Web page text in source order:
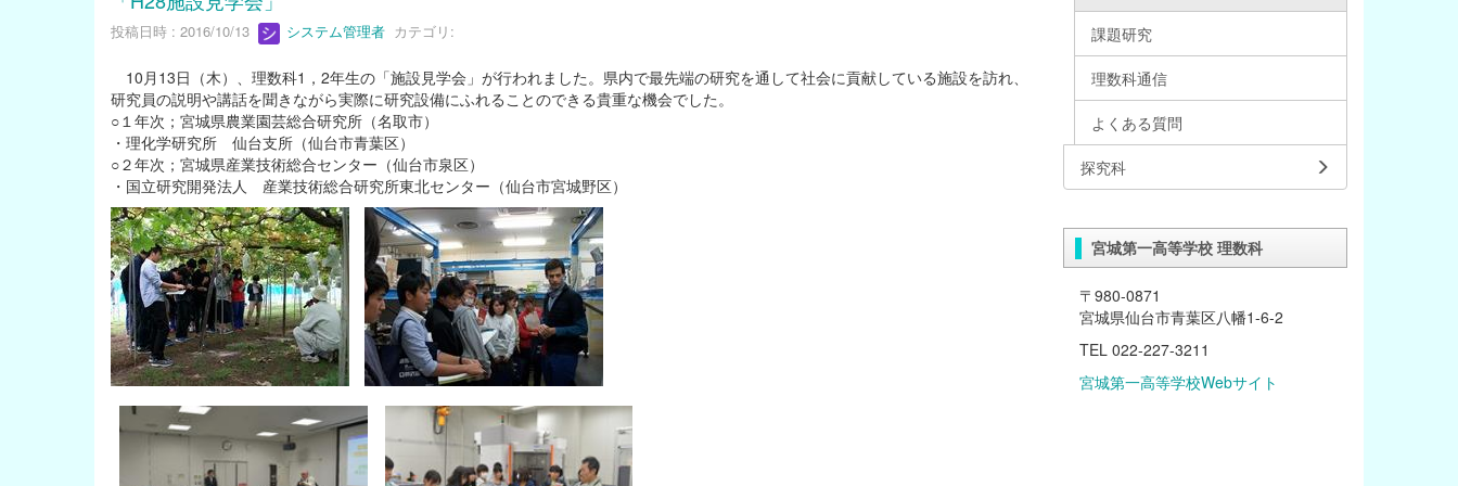
投稿日時 : 2016/10/13 システム管理者 カテゴリ:
10月13日（木）、理数科1，2年生の「施設見学会」が行われました。県内で最先端の研究を通して社会に貢献している施設を訪れ、
研究員の説明や講話を聞きながら実際に研究設備にふれることのできる貴重な機会でした。
○１年次；宮城県農業園芸総合研究所（名取市）
・理化学研究所 仙台支所（仙台市青葉区）
○２年次；宮城県産業技術総合センター（仙台市泉区）
・国立研究開発法人 産業技術総合研究所東北センター（仙台市宮城野区）
課題研究
理数科通信
よくある質問
探究科
宮城第一高等学校 理数科
〒980-0871
宮城県仙台市青葉区八幡1-6-2
TEL 022-227-3211
宮城第一高等学校Webサイト